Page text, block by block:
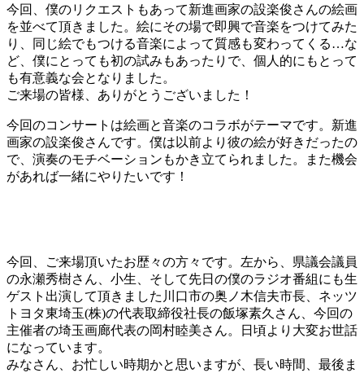
今回、僕のリクエストもあって新進画家の設楽俊さんの絵画
を並べて頂きました。絵にその場で即興で音楽をつけてみた
り、同じ絵でもつける音楽によって質感も変わってくる…な
ど、僕にとっても初の試みもあったりで、個人的にもとって
も有意義な会となりました。
ご来場の皆様、ありがとうございました！
今回のコンサートは絵画と音楽のコラボがテーマです。新進
画家の設楽俊さんです。僕は以前より彼の絵が好きだったの
で、演奏のモチベーションもかき立てられました。ま た機会
があれば一緒にやりたいです！
今回、ご来場頂いたお歴々の方々です。左から、県議会議員
の永瀬秀樹さん、小生、そして先日の僕のラジオ番組にも生
ゲスト出演して頂きました川口市の奥ノ木信夫市長、ネッツ
トヨタ東埼玉(株)の代表取締役社長の飯塚素久さん、今回の
主催者の埼玉画廊代表の岡村睦美さん。日頃より大変お世話
になっています。
みなさん、お忙しい時期かと思いますが、長い時間、最後 ま